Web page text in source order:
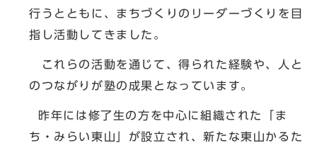
行うとともに、まちづくりのリーダーづくりを目
指し活動してきました。
これらの活動を通じて、得られた経験や、人と
のつながりが塾の成果となっています。
昨年には修了生の方を中心に組織された「ま
ち・みらい東山」が設立され、新たな東山かるた